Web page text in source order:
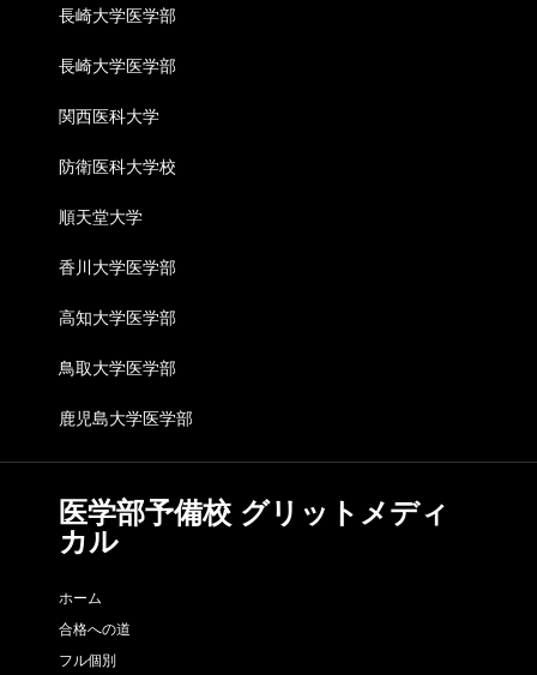
長崎大学医学部
長崎大学医学部
関西医科大学
防衛医科大学校
順天堂大学
香川大学医学部
高知大学医学部
鳥取大学医学部
鹿児島大学医学部
医学部予備校 グリットメディ
カル
ホーム
合格への道
フル個別